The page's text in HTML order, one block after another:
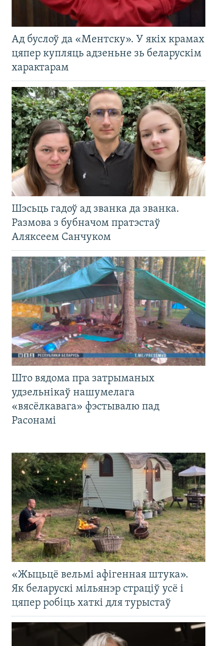
Ад буслоў да «Ментску». У якіх крамах
цяпер купляць адзеньне зь беларускім
характарам
Шэсьць гадоў ад званка да званка.
Размова з бубначом пратэстаў
Аляксеем Санчуком
Што вядома пра затрыманых
удзельнікаў нашумелага
«вясёлкавага» фэстывалю пад
Расонамі
«Жыцьцё вельмі афігенная штука».
Як беларускі мільянэр страціў усё і
цяпер робіць хаткі для турыстаў